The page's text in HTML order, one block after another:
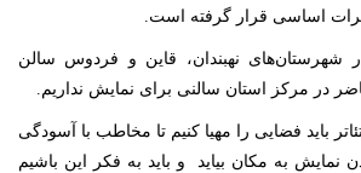
اساسی قرار گرفته است.
شهرستان‌های نهبندان، قاین و فردوس سالن
در مرکز استان سالنی برای نمایش نداریم.
باید فضایی را مهیا کنیم تا مخاطب با آسودگی
نمایش به مکان بیاید و باید به فکر این باشیم